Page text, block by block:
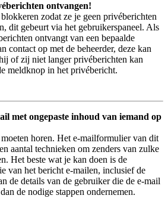
ontvangen!
zodat ze je geen privéberichten
dit gebeurt via het gebruikerspaneel. Als
ontvangt van een bepaalde
contact op met de beheerder, deze kan
of zij niet langer privéberichten kan
meldknop in het privébericht.
met ongepaste inhoud van iemand op
horen. Het e-mailformulier van dit
aantal technieken om zenders van zulke
Het beste wat je kan doen is de
van het bericht e-mailen, inclusief de
de details van de gebruiker die de e-mail
de nodige stappen ondernemen.